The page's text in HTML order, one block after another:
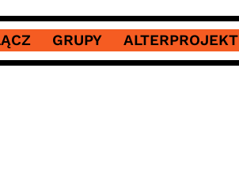
GRUPY ALTERPROJEKT